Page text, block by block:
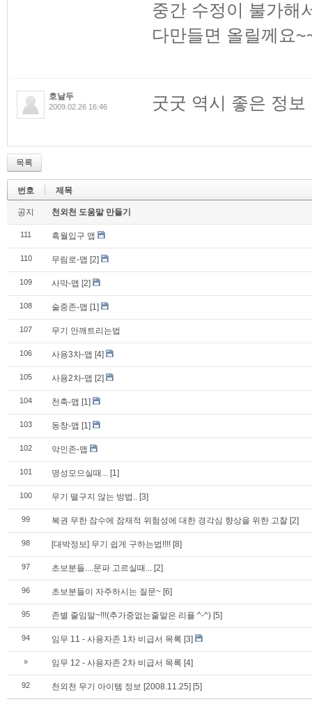
중간 수정이 불가해
다만들면 올릴께요
호날두
2009.02.26 16:46 굿굿 역시 좋은 정보
목록
번호 제목
공지 천외천 도움말 만들기
111 흑월입구 맵
110 무림로-맵 [2]
109 사막-맵 [2]
108 술중존-맵 [1]
107 무기 안깨트리는법
106 사용3차-맵 [4]
105 사용2차-맵 [2]
104 천축-맵 [1]
103 동창-맵 [1]
102 악인존-맵
101 명성모으실때... [1]
100 무기 떨구지 않는 방법.. [3]
99 복권 무한 잠수에 잠재적 위험성에 대한 경각심 향상을 위한 고찰 [2]
98 [대박정보] 무기 쉽게 구하는법!!!! [8]
97 초보분들....문파 고르실때... [2]
96 초보분들이 자주하시는 질문~ [6]
95 존별 줄임말~!!!(추가중없는줄말은 리플 ^-^) [5]
94 임무 11 - 사용자존 1차 비급서 목록 [3]
» 임무 12 - 사용자존 2차 비급서 목록 [4]
92 천외천 무기 아이템 정보 [2008.11.25] [5]